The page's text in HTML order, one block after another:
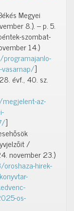
Megyei
8.). – p. 5.
szombat-
14.)
vasarnap/]
évf., 40. sz.
az-
]
/
november 23.)
hirek-
os-